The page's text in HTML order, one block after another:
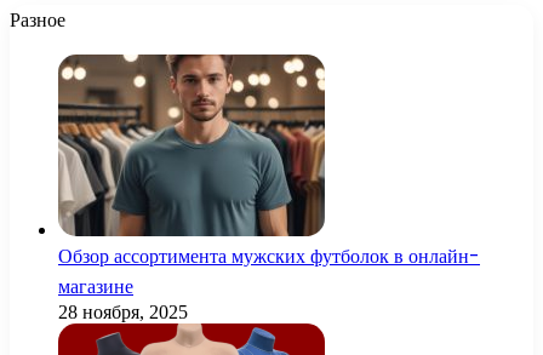
Разное
Обзор ассортимента мужских футболок в онлайн-
магазине
28 ноября, 2025